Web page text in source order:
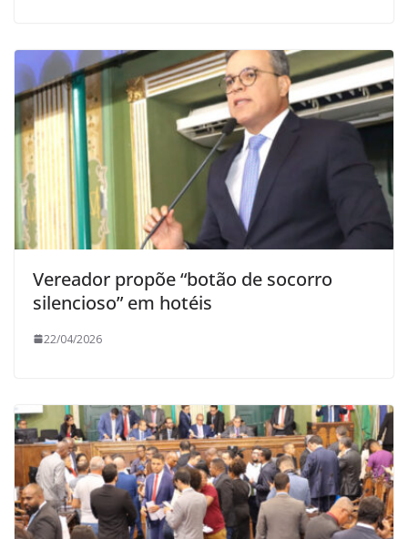
Vereador propõe “botão de socorro
silencioso” em hotéis
22/04/2026